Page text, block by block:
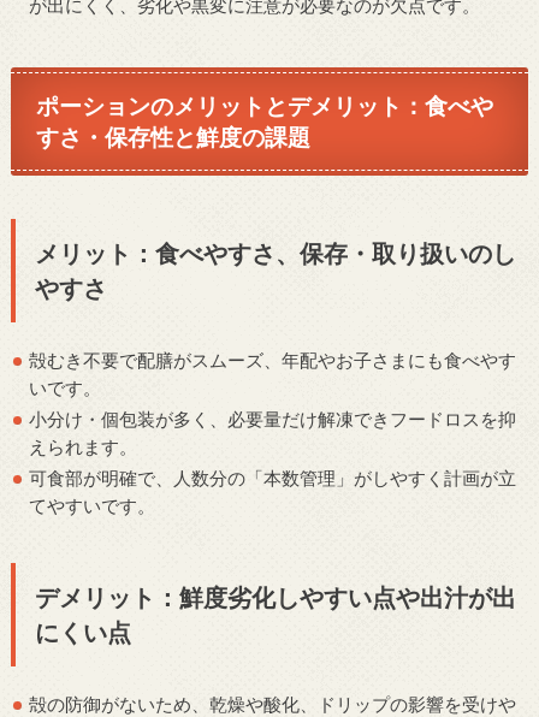
が出にくく、劣化や黒変に注意が必要なのが欠点です。
ポーションのメリットとデメリット：食べや
すさ・保存性と鮮度の課題
メリット：食べやすさ、保存・取り扱いのし
やすさ
殻むき不要で配膳がスムーズ、年配やお子さまにも食べやす
いです。
小分け・個包装が多く、必要量だけ解凍できフードロスを抑
えられます。
可食部が明確で、人数分の「本数管理」がしやすく計画が立
てやすいです。
デメリット：鮮度劣化しやすい点や出汁が出
にくい点
殻の防御がないため、乾燥や酸化、ドリップの影響を受けや